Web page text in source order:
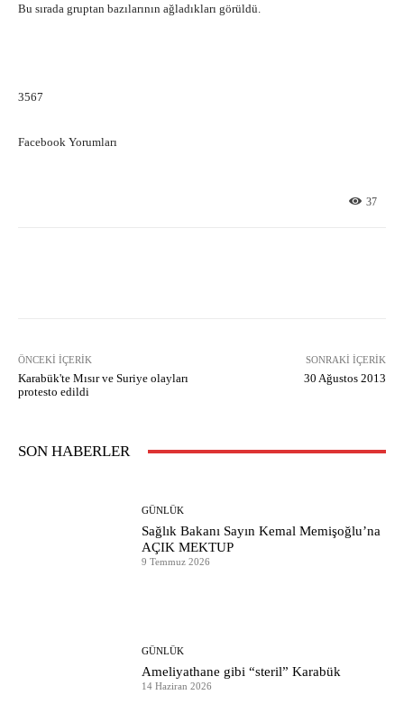
Bu sırada gruptan bazılarının ağladıkları görüldü.
3567
Facebook Yorumları
37
ÖNCEKI İÇERIK
Karabük'te Mısır ve Suriye olayları
protesto edildi
SONRAKI İÇERIK
30 Ağustos 2013
SON HABERLER
GÜNLÜK
Sağlık Bakanı Sayın Kemal Memişoğlu’na
AÇIK MEKTUP
9 Temmuz 2026
GÜNLÜK
Ameliyathane gibi “steril” Karabük
14 Haziran 2026